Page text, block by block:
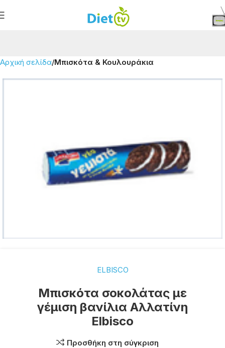
Αρχική σελίδα Μπισκότα & Κουλουράκια
ELBISCO
Μπισκότα σοκολάτας με
γέμιση βανίλια Αλλατίνη
Elbisco
Προσθήκη στη σύγκριση